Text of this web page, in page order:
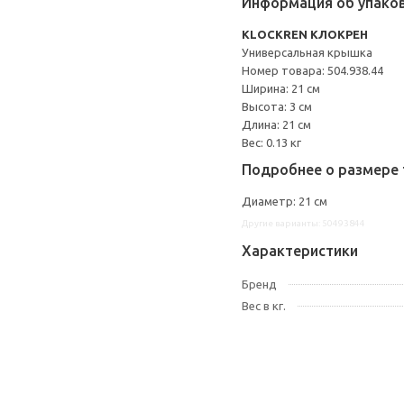
KLOCKREN КЛОКРЕН
Универсальная крышка
Номер товара: 504.938.44
Ширина: 21 см
Высота: 3 см
Длина: 21 см
Вес: 0.13 кг
Подробнее о размере
Диаметр: 21 см
Характеристики
Бренд
Вес в кг.